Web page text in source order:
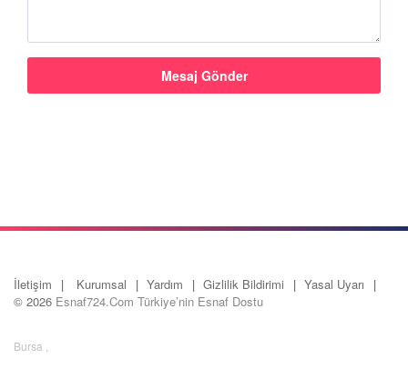
İletişim Kurumsal Yardım Gizlilik Bildirimi
Yasal Uyarı
© 2026 Esnaf724.Com Türkiye’nin Esnaf Dostu
Bursa